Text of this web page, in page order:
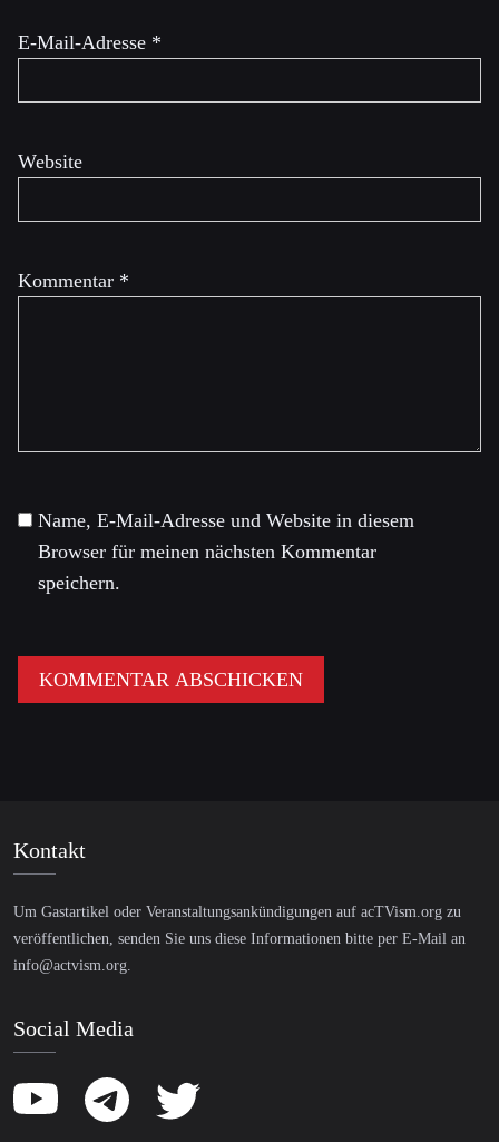
Kommentar *
E-Mail-Adresse *
Website
Name, E-Mail-Adresse und Website in diesem
Browser für meinen nächsten Kommentar
speichern.
Kontakt
Um Gastartikel oder Veranstaltungsankündigungen auf acTVism.org zu
veröffentlichen, senden Sie uns diese Informationen bitte per E-Mail an
info@actvism.org.
Social Media